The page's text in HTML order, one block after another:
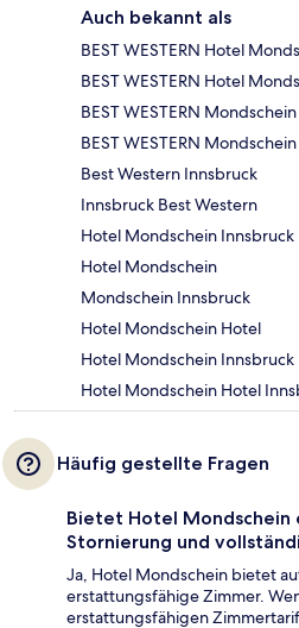
Auch bekannt als
BEST WESTERN Hotel
BEST WESTERN Hotel
BEST WESTERN Mondschein
BEST WESTERN
Best Western Innsbruck
Innsbruck Best Western
Hotel Mondschein Innsbruck
Hotel Mondschein
Mondschein Innsbruck
Hotel Mondschein Hotel
Hotel Mondschein Innsbruck
Hotel Mondschein Hotel
Häufig gestellte Fragen
Bietet Hotel Mondschein
Stornierung und
Ja, Hotel Mondschein bietet
erstattungsfähige Zimmer.
erstattungsfähigen